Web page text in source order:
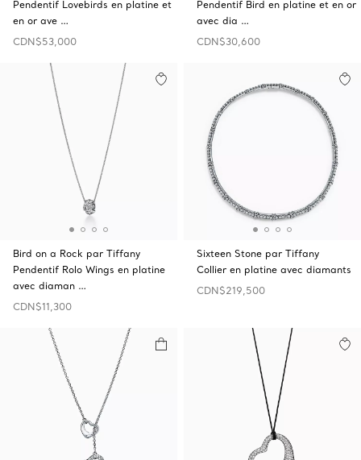
Pendentif Lovebirds en platine et
en or ave …
CDN$53,000
Pendentif Bird en platine et en or
avec dia …
CDN$30,600
Bird on a Rock par Tiffany
Pendentif Rolo Wings en platine
avec diaman …
CDN$11,300
Sixteen Stone par Tiffany
Collier en platine avec diamants
CDN$219,500